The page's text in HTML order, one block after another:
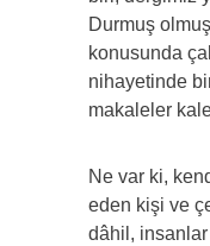
Durmuş
konusunda
nihayetinde
makaleler
Ne var ki,
eden kişi ve
dâhil,